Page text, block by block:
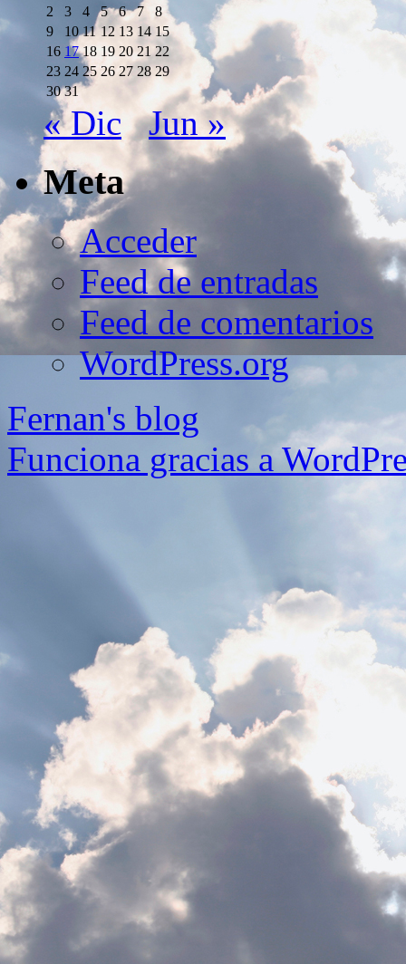
2
3 4 5 6 7
8
9
10 11 12 13 14 15
16 17 18 19 20 21 22
23 24 25 26 27 28 29
30 31
« Dic Jun »
Meta
Acceder
Feed de entradas
Feed de comentarios
WordPress.org
Fernan's blog
Funciona gracias a